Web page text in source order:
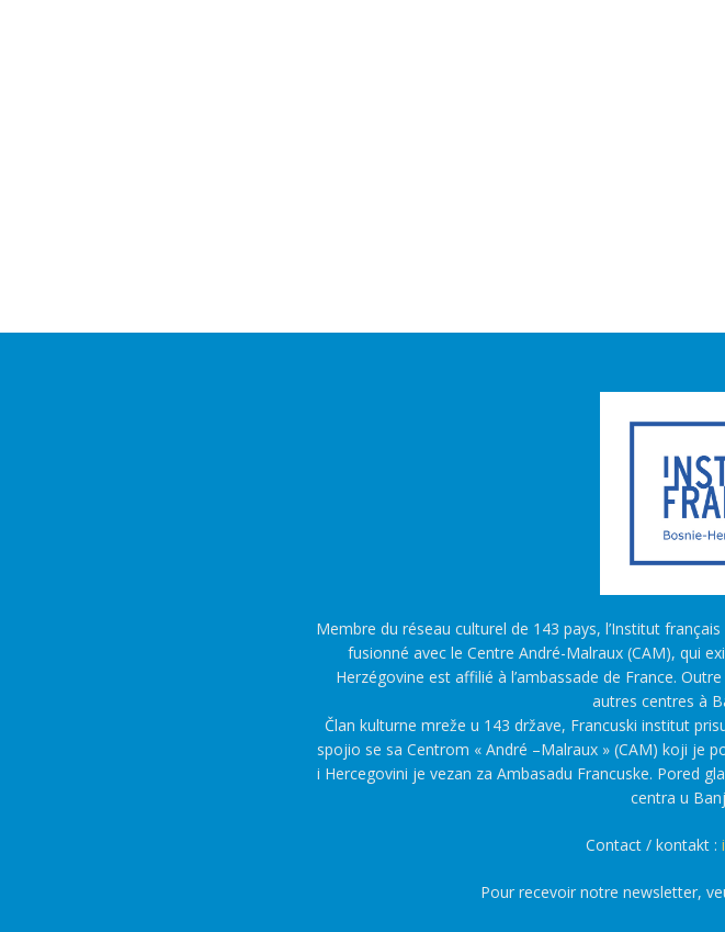
Membre du réseau culturel de 143 pays, l’Institut
fusionné avec le Centre André-Malraux (CAM), qui
Herzégovine est affilié à l’ambassade de France.
autres centres à
Član kulturne mreže u 143 države, Francuski institut
spojio se sa Centrom « André –Malraux » (CAM) koji je
i Hercegovini je vezan za Ambasadu Francuske. Pored
centra u
Contact / kontakt :
Pour recevoir notre newsletter,